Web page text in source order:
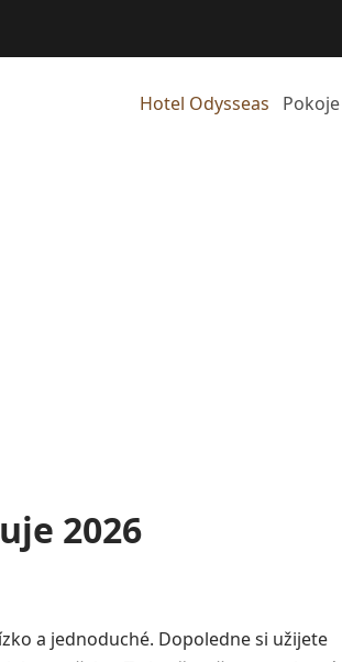
Hotel Odysseas Pokoje
2026
a jednoduché. Dopoledne si užijete